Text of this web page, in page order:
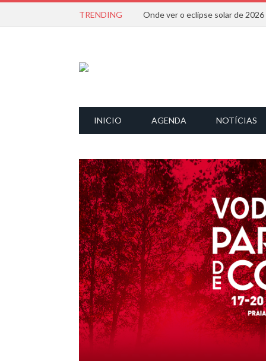
TRENDING Onde ver o eclipse solar de
INICIO AGENDA NOTÍCIAS